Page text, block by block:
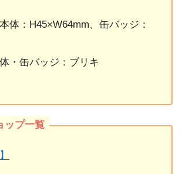
体：H45×W64mm、缶バッジ：
・缶バッジ：ブリキ